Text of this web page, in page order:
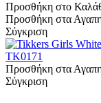
Προσθήκη στο
Προσθήκη στα
Σύγκριση
Προσθήκη στα
Σύγκριση